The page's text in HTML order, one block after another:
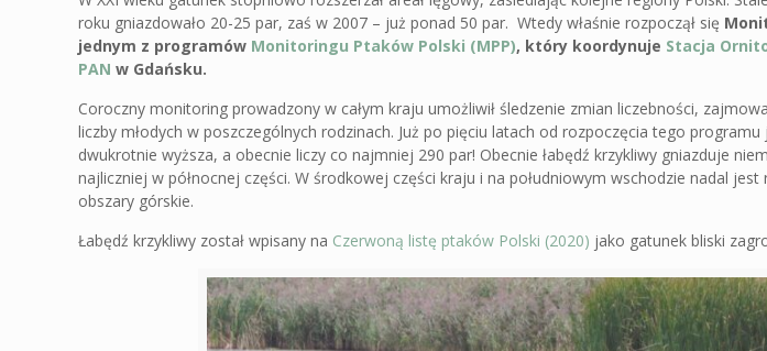
roku gniazdowało 20-25 par, zaś w 2007 – już ponad 50 par. Wtedy właśnie rozpoczął się
jednym z programów Monitoringu Ptaków Polski (MPP), który koordynuje Stacja
PAN w Gdańsku.
Coroczny monitoring prowadzony w całym kraju umożliwił śledzenie zmian liczebności,
liczby młodych w poszczególnych rodzinach. Już po pięciu latach od rozpoczęcia tego
dwukrotnie wyższa, a obecnie liczy co najmniej 290 par! Obecnie łabędź krzykliwy gniazduje
najliczniej w północnej części. W środkowej części kraju i na południowym wschodzie nadal
obszary górskie.
Łabędź krzykliwy został wpisany na Czerwoną listę ptaków Polski (2020) jako gatunek bliski